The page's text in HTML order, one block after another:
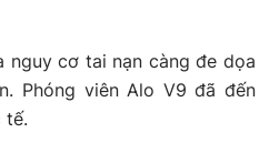
nguy cơ tai nạn càng đe dọa
Phóng viên Alo V9 đã đến
tế.